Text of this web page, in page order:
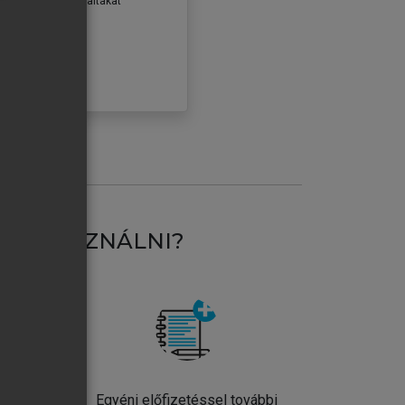
HASZNÁLNI?
Egyéni előfizetéssel további